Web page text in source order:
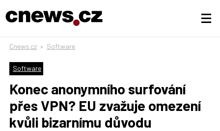
Cnews.cz » Software
Software
Konec anonymního surfování
přes VPN? EU zvažuje omezení
kvůli bizarnímu důvodu